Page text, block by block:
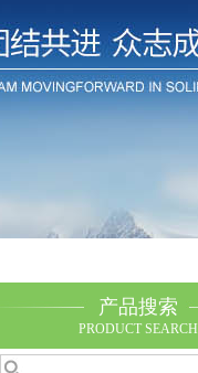
产品搜索
PRODUCT SEARCH